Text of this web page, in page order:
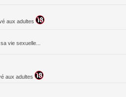
aux adultes
vie sexuelle...
aux adultes